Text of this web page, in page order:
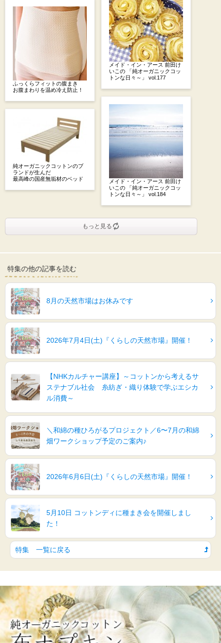
ふっくらフィットの腹まき
お腹まわりを温め冷え防止！
純オーガニックコットンのブ
ランドが生んだ
最高峰の国産無垢材のベッド
メイド・イン・アース 前田け
いこの 「純オーガニックコッ
トンな日々～」 vol.177
メイド・イン・アース 前田け
いこの 「純オーガニックコッ
トンな日々～」 vol.184
もっと見る
特集の他の記事を読む
8月の天然市場はお休みです
2026年7月4日(土)『くらしの天然市場』開催！
【NHKカルチャー講座】～コットンから考えるサ
ステナブル社会 糸紡ぎ・織り体験で学ぶエシカ
ル消費～
＼和綿の種ひろがるプロジェクト／6〜7月の和綿
畑ワークショップ予定のご案内♪
2026年6月6日(土)『くらしの天然市場』開催！
5月10日 コットンディに種まき会を開催しまし
た！
特集 一覧に戻る